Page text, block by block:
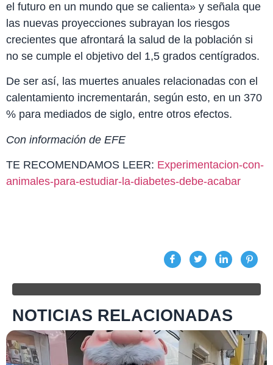
el futuro en un mundo que se calienta» y señala que
las nuevas proyecciones subrayan los riesgos
crecientes que afrontará la salud de la población si
no se cumple el objetivo del 1,5 grados centígrados.
De ser así, las muertes anuales relacionadas con el
calentamiento incrementarán, según esto, en un 370
% para mediados de siglo, entre otros efectos.
Con información de EFE
TE RECOMENDAMOS LEER: Experimentacion-con-
animales-para-estudiar-la-diabetes-debe-acabar
NOTICIAS RELACIONADAS